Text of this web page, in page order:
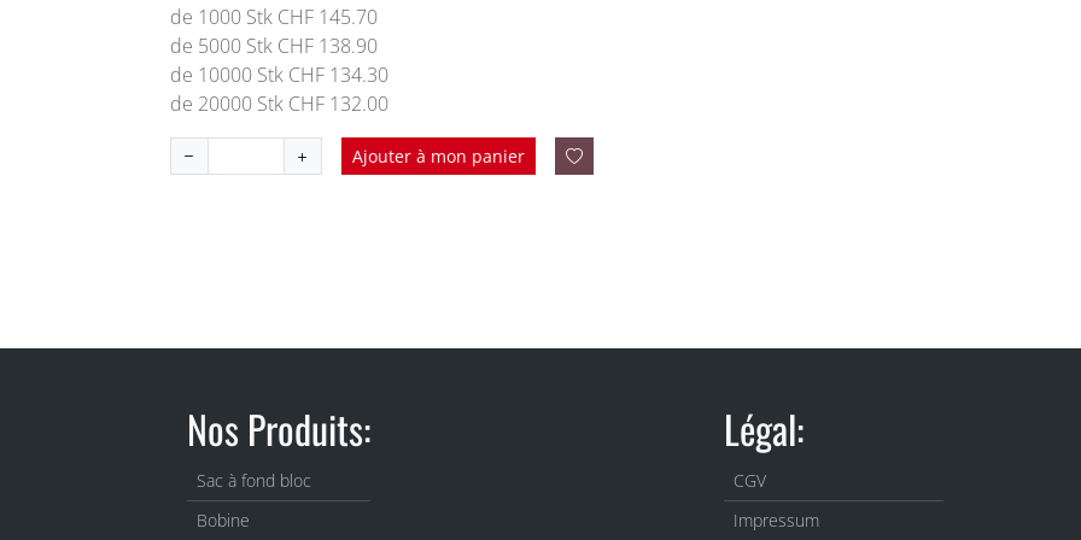
de 1000 Stk CHF 145.70
de 5000 Stk CHF 138.90
de 10000 Stk CHF 134.30
de 20000 Stk CHF 132.00
Ajouter à mon panier
Nos Produits:
Sac à fond bloc
Bobine
Légal:
CGV
Impressum